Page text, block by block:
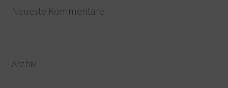
Neueste Kommentare
Archiv